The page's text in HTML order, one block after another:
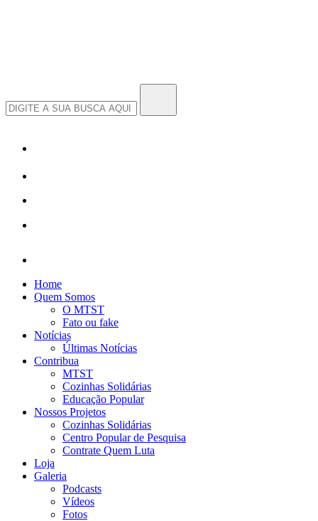
Home
Quem Somos
O MTST
Fato ou fake
Notícias
Últimas Notícias
Contribua
MTST
Cozinhas Solidárias
Educação Popular
Nossos Projetos
Cozinhas Solidárias
Centro Popular de Pesquisa
Contrate Quem Luta
Loja
Galeria
Podcasts
Vídeos
Fotos